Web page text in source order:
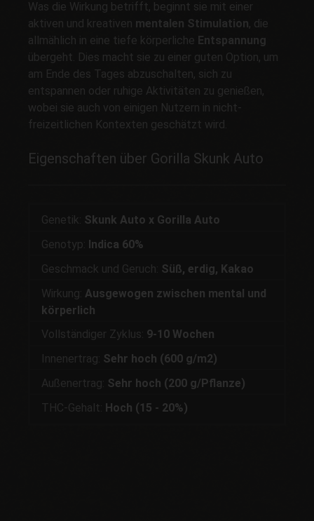
Was die Wirkung betrifft, beginnt sie mit einer
aktiven und kreativen mentalen Stimulation, die
allmählich in eine tiefe körperliche Entspannung
übergeht. Dies macht sie zu einer guten Option, um
am Ende des Tages abzuschalten, sich zu
entspannen oder ruhige Aktivitäten zu genießen,
wobei sie auch von einigen Nutzern in nicht-
freizeitlichen Kontexten geschätzt wird.
Eigenschaften über Gorilla Skunk Auto
Genetik: Skunk Auto x Gorilla Auto
Genotyp: Indica 60%
Geschmack und Geruch: Süß, erdig, Kakao
Wirkung: Ausgewogen zwischen mental und
körperlich
Vollständiger Zyklus: 9-10 Wochen
Innenertrag: Sehr hoch (600 g/m2)
Außenertrag: Sehr hoch (200 g/Pflanze)
THC-Gehalt: Hoch (15 - 20%)